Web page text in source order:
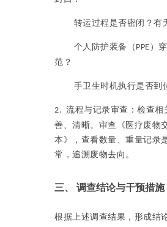
转运过程是否密闭？有
个人防护装备（ PPE ）
范？
手卫生时机执行是否到
2. 流程与记录审查：检查相
善、清晰。审查《医疗废物
本》，查看数量、重量记录
常，追溯废物去向。
三、 调查结论与干预措施
根据上述调查结果，形成结